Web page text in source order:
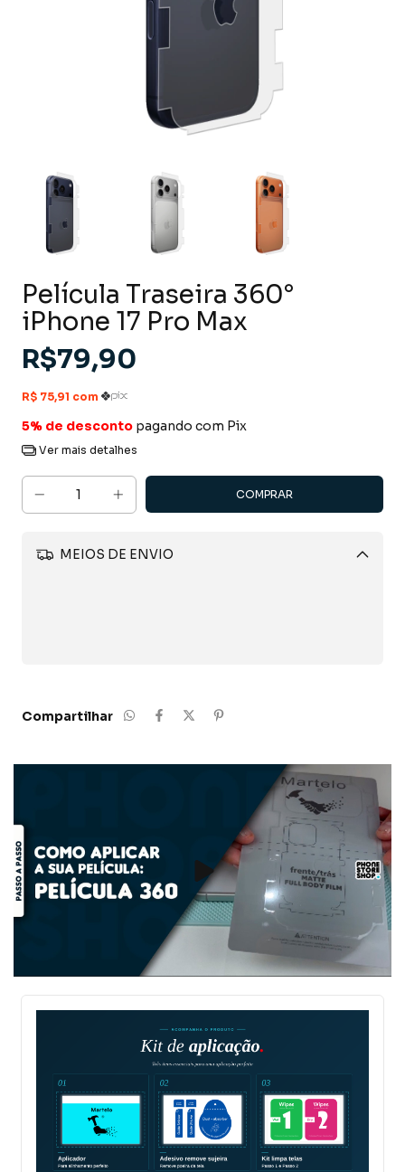
Película Traseira 360°
iPhone 17 Pro Max
R$79,90
5% de desconto pagando com Pix
Ver mais detalhes
MEIOS DE ENVIO
Compartilhar